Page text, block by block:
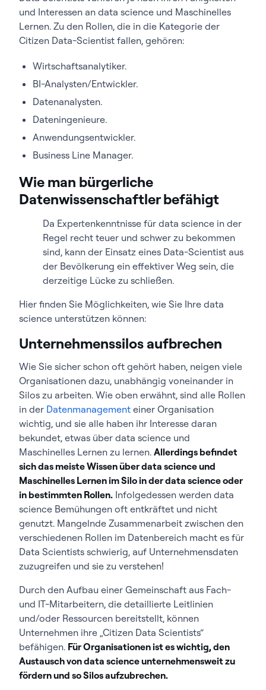
und Interessen an data science und Maschinelles
Lernen. Zu den Rollen, die in die Kategorie der
Citizen Data-Scientist fallen, gehören:
Wirtschaftsanalytiker.
BI-Analysten/Entwickler.
Datenanalysten.
Dateningenieure.
Anwendungsentwickler.
Business Line Manager.
Wie man bürgerliche
Datenwissenschaftler befähigt
Da Expertenkenntnisse für data science in der
Regel recht teuer und schwer zu bekommen
sind, kann der Einsatz eines Data-Scientist aus
der Bevölkerung ein effektiver Weg sein, die
derzeitige Lücke zu schließen.
Hier finden Sie Möglichkeiten, wie Sie Ihre data
science unterstützen können:
Unternehmenssilos aufbrechen
Wie Sie sicher schon oft gehört haben, neigen viele
Organisationen dazu, unabhängig voneinander in
Silos zu arbeiten. Wie oben erwähnt, sind alle Rollen
in der Datenmanagement einer Organisation
wichtig, und sie alle haben ihr Interesse daran
bekundet, etwas über data science und
Maschinelles Lernen zu lernen. Allerdings befindet
sich das meiste Wissen über data science und
Maschinelles Lernen im Silo in der data science oder
in bestimmten Rollen. Infolgedessen werden data
science Bemühungen oft entkräftet und nicht
genutzt. Mangelnde Zusammenarbeit zwischen den
verschiedenen Rollen im Datenbereich macht es für
Data Scientists schwierig, auf Unternehmensdaten
zuzugreifen und sie zu verstehen!
Durch den Aufbau einer Gemeinschaft aus Fach-
und IT-Mitarbeitern, die detaillierte Leitlinien
und/oder Ressourcen bereitstellt, können
Unternehmen ihre „Citizen Data Scientists“
befähigen. Für Organisationen ist es wichtig, den
Austausch von data science unternehmensweit zu
fördern und so Silos aufzubrechen.